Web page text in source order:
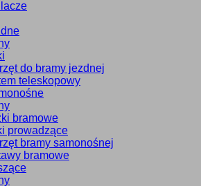
do bramy jezdnej
teleskopowy
bramowe
prowadzące
bramy samonośnej
bramowe